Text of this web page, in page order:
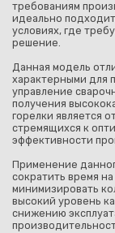
требованиям
идеально
условиях, где
решение.
Данная модель
характерными для
управление
получения
горелки является
стремящихся к
эффективности
Применение
сократить время
минимизировать
высокий уровень
снижению